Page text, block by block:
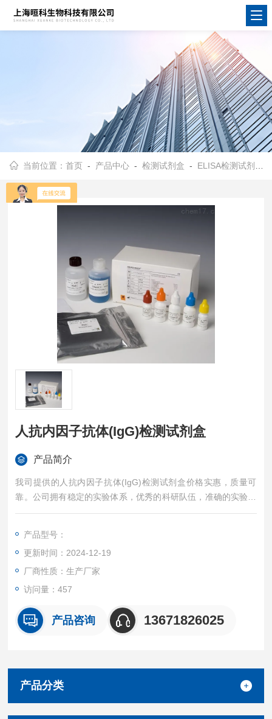
当前位置：首页 - 产品中心 -检测试剂盒 - ELISA检测试剂盒
人抗内因子抗体(IgG)检测试剂盒
产品简介
我司提供的人抗内因子抗体(IgG)检测试剂盒价格实惠，质量可
靠。公司拥有稳定的实验体系，优秀的科研队伍，准确的实验结
果，是您值得信赖的合作伙伴，凡购买我司的试剂盒产品都可提
产品型号：
更新时间：2024-12-19
厂商性质：生产厂家
访问量：457
产品咨询 13671826025
产品分类